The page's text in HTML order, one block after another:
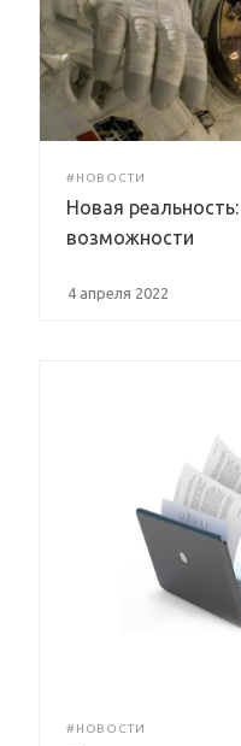
#НОВОСТИ
Новая
возможности
4 апреля 2022
#НОВОСТИ